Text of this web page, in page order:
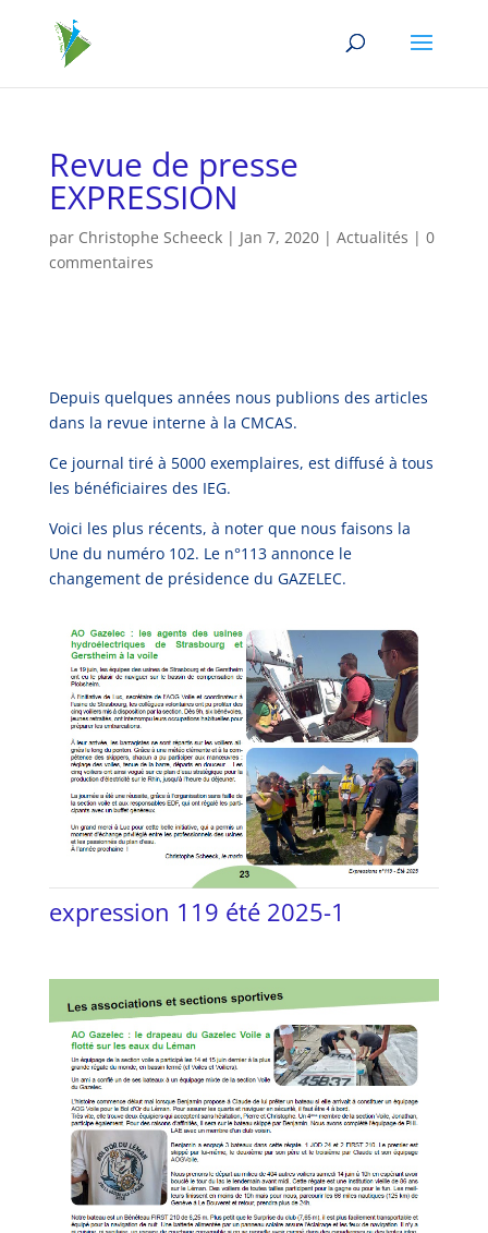
Revue de presse
EXPRESSION
par Christophe Scheeck| Jan 7, 2020| Actualités | 0
commentaires
Depuis quelques années nous publions des articles
dans la revue interne à la CMCAS.
Ce journal tiré à 5000 exemplaires, est diffusé à tous
les bénéficiaires des IEG.
Voici les plus récents, à noter que nous faisons la
Une du numéro 102. Le n°113 annonce le
changement de présidence du GAZELEC.
expression 119 été 2025-1